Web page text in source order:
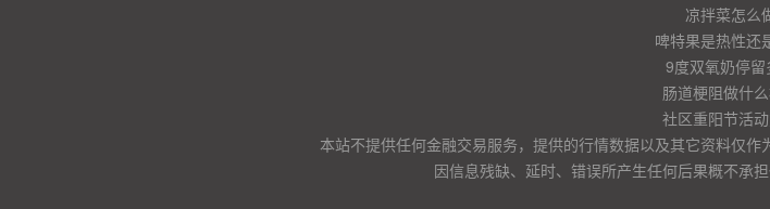
凉拌菜怎么
啤特果是热性还
9度双氧奶停留
肠道梗阻做什
社区重阳节活
本站不提供任何金融交易服务，提供的行情数据以及其它资料仅作
因信息残缺、延时、错误所产生任何后果概不承